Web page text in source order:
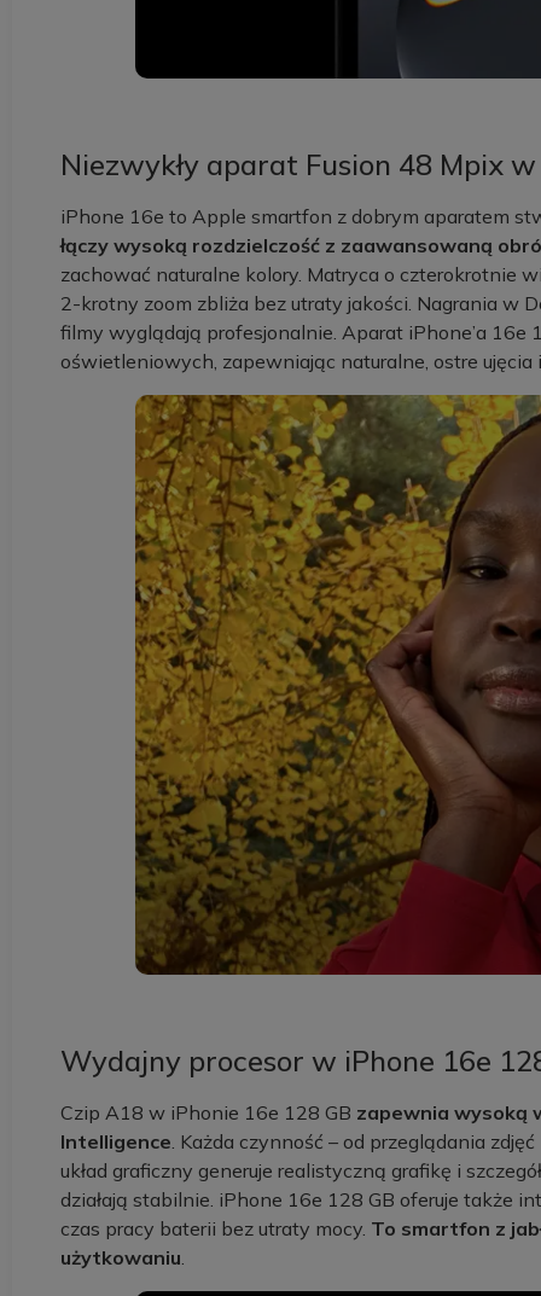
Niezwykły aparat Fusion 48 Mpix
iPhone 16e to Apple smartfon z dobrym aparatem
łączy wysoką rozdzielczość z zaawansowaną
zachować naturalne kolory. Matryca o czterokrotnie
2-krotny zoom zbliża bez utraty jakości. Nagrania w
filmy wyglądają profesjonalnie. Aparat iPhone’a 16e
oświetleniowych, zapewniając naturalne, ostre
Wydajny procesor w iPhone 16e
Czip A18 w iPhonie 16e 128 GB zapewnia wysoką
Intelligence. Każda czynność – od przeglądania
układ graficzny generuje realistyczną grafikę i
działają stabilnie. iPhone 16e 128 GB oferuje także
czas pracy baterii bez utraty mocy. To smartfon z
użytkowaniu.